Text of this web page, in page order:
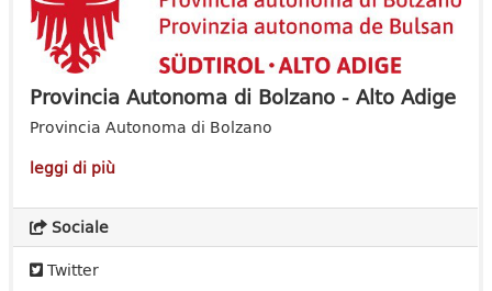
Provincia Autonoma di Bolzano - Alto Adige
Provincia Autonoma di Bolzano
leggi di più
Sociale
Twitter